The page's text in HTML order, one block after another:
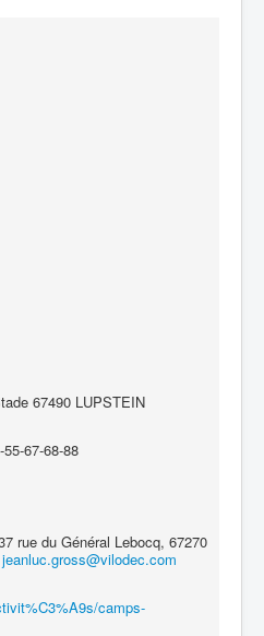
67490 LUPSTEIN
67-68-88
rue du Général Lebocq, 67270
jeanluc.gross@vilodec.com
camps-